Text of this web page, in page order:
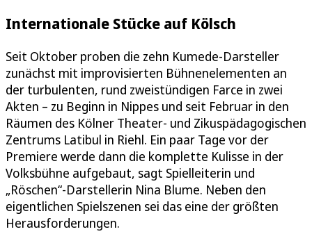
Internationale Stücke auf Kölsch
Seit Oktober proben die zehn Kumede-Darsteller
zunächst mit improvisierten Bühnenelementen an
der turbulenten, rund zweistündigen Farce in zwei
Akten – zu Beginn in Nippes und seit Februar in den
Räumen des Kölner Theater- und Zikuspädagogischen
Zentrums Latibul in Riehl. Ein paar Tage vor der
Premiere werde dann die komplette Kulisse in der
Volksbühne aufgebaut, sagt Spielleiterin und
„Röschen“-Darstellerin Nina Blume. Neben den
eigentlichen Spielszenen sei das eine der größten
Herausforderungen.